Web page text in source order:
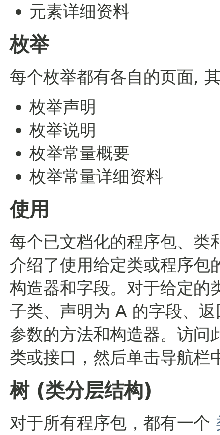
元素详细资料
枚举
每个枚举都有各自的页面,
枚举声明
枚举说明
枚举常量概要
枚举常量详细资料
使用
每个已文档化的程序包、类
介绍了使用给定类或程序包
构造器和字段。对于给定的
子类、声明为 A 的字段、
参数的方法和构造器。访问
类或接口，然后单击导航栏
树 (类分层结构)
对于所有程序包，都有一个